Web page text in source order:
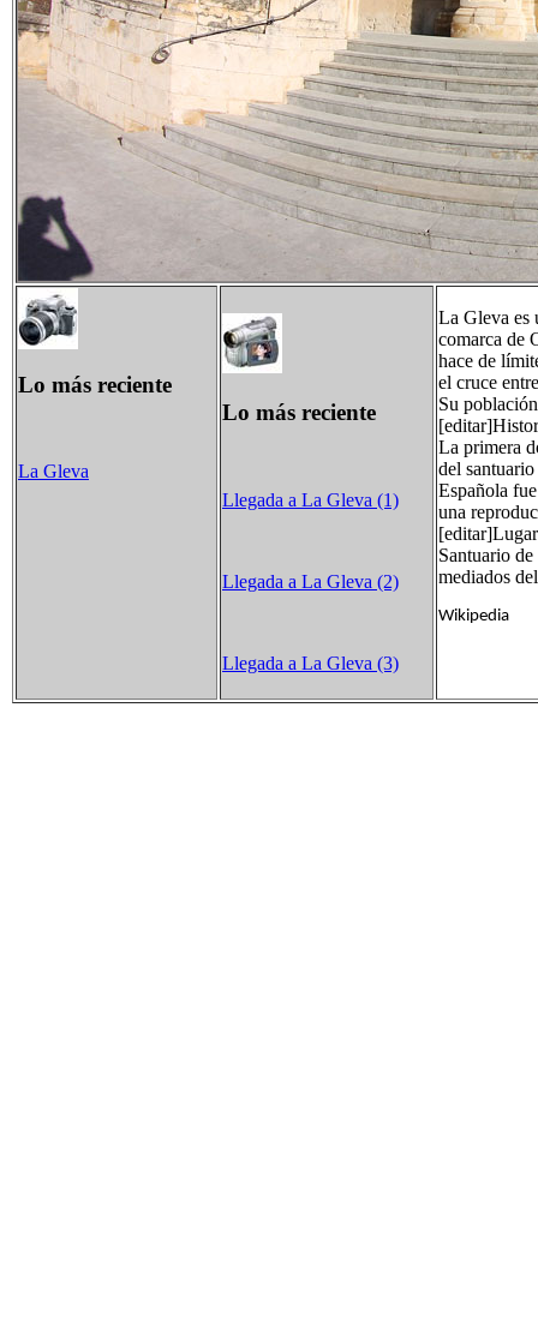
Lo más reciente
La Gleva
Lo más reciente
Llegada a La Gleva (1)
Llegada a La Gleva (2)
Llegada a La Gleva (3)
La Gleva es
comarca de
hace de
el cruce
Su
La primera
del
Española
una
Santuario
mediados
Wikipedia